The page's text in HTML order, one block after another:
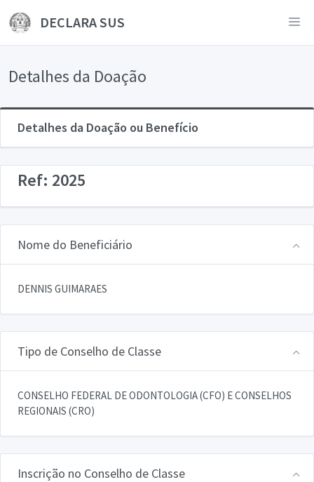
DECLARA SUS
Detalhes da Doação
Detalhes da Doação ou Benefício
Ref: 2025
Nome do Beneficiário
DENNIS GUIMARAES
Tipo de Conselho de Classe
CONSELHO FEDERAL DE ODONTOLOGIA (CFO) E CONSELHOS
REGIONAIS (CRO)
Inscrição no Conselho de Classe